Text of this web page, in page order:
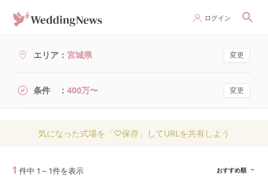
ログイン
エリア 宮城県 変更
条件 400万〜 変更
気になった式場を「♡保存」してURLを共有しよう
1 件中 1 ～ 1件を表示 おすすめ順